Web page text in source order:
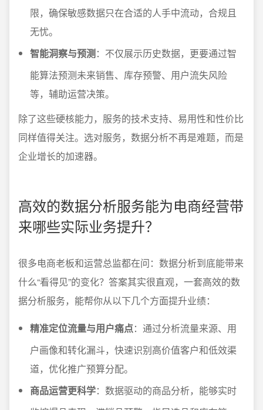
限，确保敏感数据只在合适的人手中流动，合规且
无忧。
智能洞察与预测：不仅展示历史数据，更要通过智
能算法预测未来销售、库存预警、用户流失风险
等，辅助运营决策。
除了这些硬核能力，服务的技术支持、易用性和性价比
同样值得关注。选对服务，数据分析不再是难题，而是
企业增长的加速器。
高效的数据分析服务能为电商经营带
来哪些实际业务提升？
很多电商老板和运营总监都在问：数据分析到底能带来
什么“看得见”的变化？答案其实很直观，一套高效的数
据分析服务，能帮你从以下几个方面提升业绩：
精准定位流量与用户痛点：通过分析流量来源、用
户画像和转化漏斗，快速识别高价值客户和低效渠
道，优化推广预算分配。
商品运营更科学：数据驱动的商品分析，能够实时